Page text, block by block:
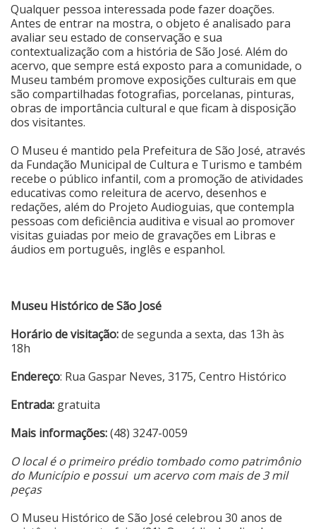
Qualquer pessoa interessada pode fazer doações.
Antes de entrar na mostra, o objeto é analisado para
avaliar seu estado de conservação e sua
contextualização com a história de São José. Além do
acervo, que sempre está exposto para a comunidade, o
Museu também promove exposições culturais em que
são compartilhadas fotografias, porcelanas, pinturas,
obras de importância cultural e que ficam à disposição
dos visitantes.
O Museu é mantido pela Prefeitura de São José, através
da Fundação Municipal de Cultura e Turismo e também
recebe o público infantil, com a promoção de atividades
educativas como releitura de acervo, desenhos e
redações, além do Projeto Audioguias, que contempla
pessoas com deficiência auditiva e visual ao promover
visitas guiadas por meio de gravações em Libras e
áudios em português, inglês e espanhol.
Museu Histórico de São José
Horário de visitação:de segunda a sexta, das 13h às
18h
Endereço: Rua Gaspar Neves, 3175, Centro Histórico
Entrada: gratuita
Mais informações:(48) 3247-0059
O local é o primeiro prédio tombado como patrimônio
do Município e possui um acervo com mais de 3 mil
peças
O Museu Histórico de São José celebrou 30 anos de